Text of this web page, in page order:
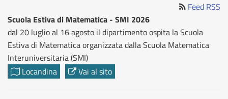
Feed RSS
Scuola Estiva di Matematica - SMI 2026
dal 20 luglio al 16 agosto il dipartimento ospita la Scuola
Estiva di Matematica organizzata dalla Scuola Matematica
Interuniversitaria (SMI)
Locandina
Vai al sito